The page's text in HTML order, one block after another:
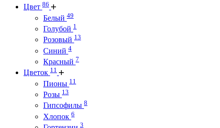
Цвет 86
Белый 49
Голубой 1
Розовый 13
Синий 4
Красный 7
Цветок 11
Пионы 11
Розы 13
Гипсофилы 8
Хлопок 6
3